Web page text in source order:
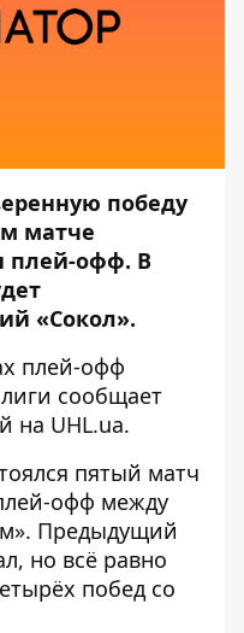
победу
матче
плей-офф. В
«Сокол».
плей-офф
сообщает
на UHL.ua.
пятый матч
офф между
Предыдущий
, но всё равно
побед со